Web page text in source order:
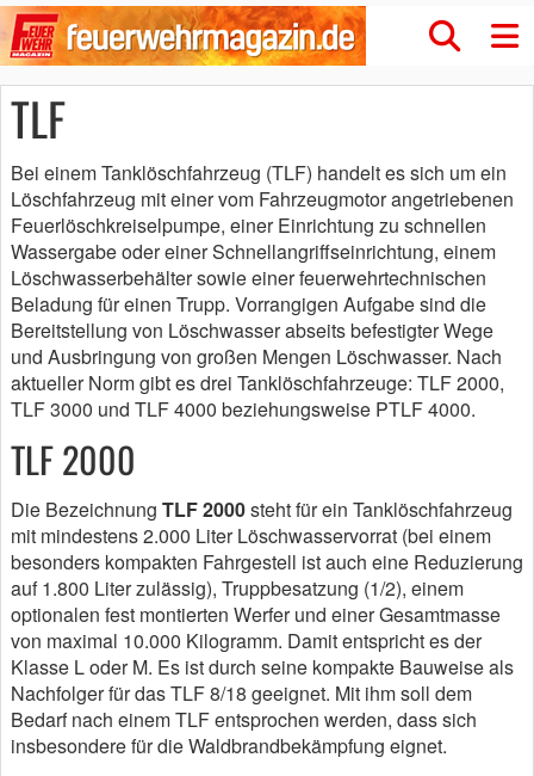
TLF
Bei einem Tanklöschfahrzeug (TLF) handelt es sich um ein
Löschfahrzeug mit einer vom Fahrzeugmotor angetriebenen
Feuerlöschkreiselpumpe, einer Einrichtung zu schnellen
Wassergabe oder einer Schnellangriffseinrichtung, einem
Löschwasserbehälter sowie einer feuerwehrtechnischen
Beladung für einen Trupp. Vorrangigen Aufgabe sind die
Bereitstellung von Löschwasser abseits befestigter Wege
und Ausbringung von großen Mengen Löschwasser. Nach
aktueller Norm gibt es drei Tanklöschfahrzeuge: TLF 2000,
TLF 3000 und TLF 4000 beziehungsweise PTLF 4000.
TLF 2000
Die Bezeichnung TLF 2000steht für ein Tanklöschfahrzeug
mit mindestens 2.000 Liter Löschwasservorrat (bei einem
besonders kompakten Fahrgestell ist auch eine Reduzierung
auf 1.800 Liter zulässig), Truppbesatzung (1/2), einem
optionalen fest montierten Werfer und einer Gesamtmasse
von maximal 10.000 Kilogramm. Damit entspricht es der
Klasse L oder M. Es ist durch seine kompakte Bauweise als
Nachfolger für das TLF 8/18 geeignet. Mit ihm soll dem
Bedarf nach einem TLF entsprochen werden, dass sich
insbesondere für die Waldbrandbekämpfung eignet.